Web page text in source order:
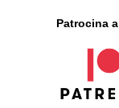
Patrocina